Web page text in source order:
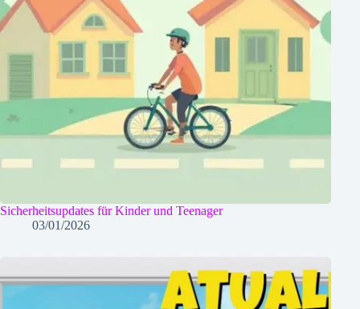
Sicherheitsupdates für Kinder und Teenager
03/01/2026